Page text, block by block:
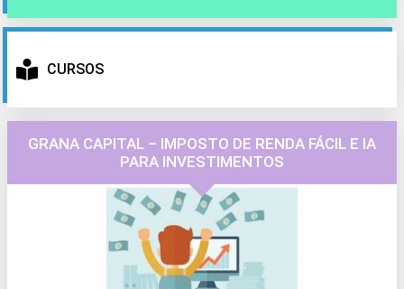
CURSOS
GRANA CAPITAL – IMPOSTO DE RENDA FÁCIL E IA
PARA INVESTIMENTOS